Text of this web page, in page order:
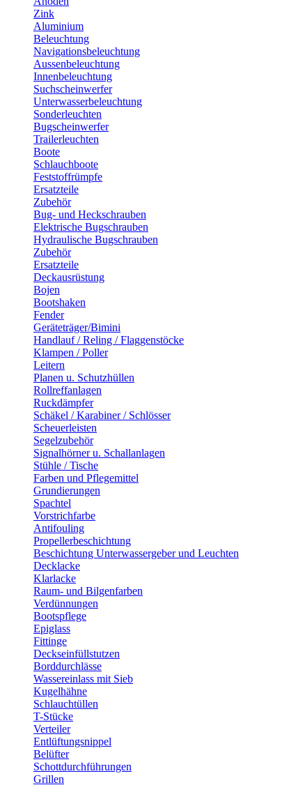
Zink
Aluminium
Beleuchtung
Navigationsbeleuchtung
Aussenbeleuchtung
Innenbeleuchtung
Suchscheinwerfer
Unterwasserbeleuchtung
Sonderleuchten
Bugscheinwerfer
Trailerleuchten
Boote
Schlauchboote
Feststoffrümpfe
Ersatzteile
Zubehör
Bug- und Heckschrauben
Elektrische Bugschrauben
Hydraulische Bugschrauben
Zubehör
Ersatzteile
Deckausrüstung
Bojen
Bootshaken
Fender
Geräteträger/Bimini
Handlauf / Reling / Flaggenstöcke
Klampen / Poller
Leitern
Planen u. Schutzhüllen
Rollreffanlagen
Ruckdämpfer
Schäkel / Karabiner / Schlösser
Scheuerleisten
Segelzubehör
Signalhörner u. Schallanlagen
Stühle / Tische
Farben und Pflegemittel
Grundierungen
Spachtel
Vorstrichfarbe
Antifouling
Propellerbeschichtung
Beschichtung Unterwassergeber und Leuchten
Decklacke
Klarlacke
Raum- und Bilgenfarben
Verdünnungen
Bootspflege
Epiglass
Fittinge
Deckseinfüllstutzen
Borddurchlässe
Wassereinlass mit Sieb
Kugelhähne
Schlauchtüllen
T-Stücke
Verteiler
Entlüftungsnippel
Belüfter
Schottdurchführungen
Grillen